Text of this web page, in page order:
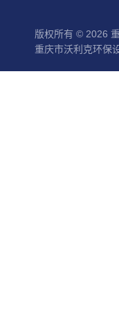
版权所有 © 2026
重庆市沃利克环保